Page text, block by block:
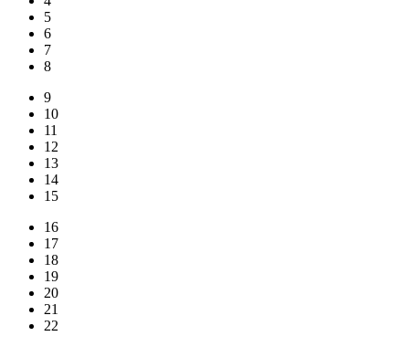
5
6
7
8
9
10
11
12
13
14
15
16
17
18
19
20
21
22